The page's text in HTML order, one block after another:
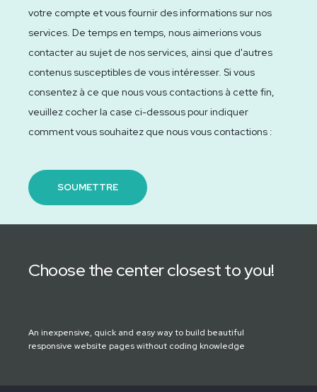
votre compte et vous fournir des informations sur nos
services. De temps en temps, nous aimerions vous
contacter au sujet de nos services, ainsi que d'autres
contenus susceptibles de vous intéresser. Si vous
consentez à ce que nous vous contactions à cette fin,
veuillez cocher la case ci-dessous pour indiquer
comment vous souhaitez que nous vous contactions :
Choose the center closest to you!
An inexpensive, quick and easy way to build beautiful
responsive website pages without coding knowledge